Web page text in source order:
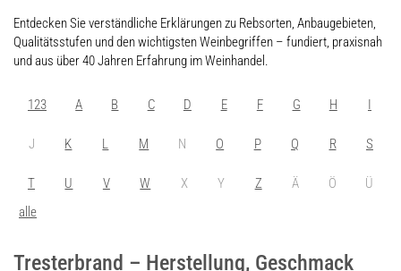
Entdecken Sie verständliche Erklärungen zu Rebsorten, Anbaugebieten,
Qualitätsstufen und den wichtigsten Weinbegriffen – fundiert, praxisnah
und aus über 40 Jahren Erfahrung im Weinhandel.
123 A B C D E F G H I
J K L M N O P Q R S
T U V W X Y Z Ä Ö
Ü
alle
Tresterbrand – Herstellung, Geschmack